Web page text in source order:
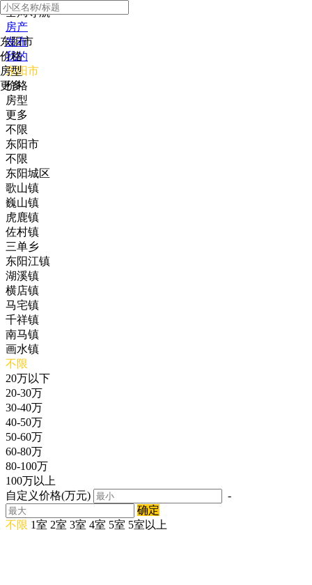
全局导航
房产
发布
我的
东阳市
价格
房型
更多
东阳市
价格
房型
更多
不限
东阳市
不限
东阳城区
歌山镇
巍山镇
虎鹿镇
佐村镇
三单乡
东阳江镇
湖溪镇
横店镇
马宅镇
千祥镇
南马镇
画水镇
不限
20万以下
20-30万
30-40万
40-50万
50-60万
60-80万
80-100万
100万以上
自定义价格(万元)
-
确定
不限 1室 2室 3室 4室 5室 5室以上